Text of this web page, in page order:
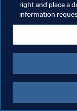
right and place a
information